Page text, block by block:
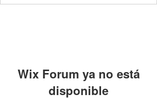
Wix Forum ya no está
disponible